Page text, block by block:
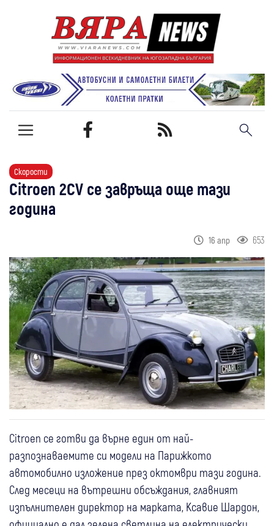
Скорости
Citroen 2CV се завръща още тази
година
16 апр 653
Citroen се готви да върне един от най-
разпознаваемите си модели на Парижкото
автомобилно изложение през октомври тази година.
След месеци на вътрешни обсъждания, главният
изпълнителен директор на марката, Ксавие Шардон,